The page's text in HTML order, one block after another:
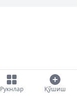
Рукнлар Қўшиш